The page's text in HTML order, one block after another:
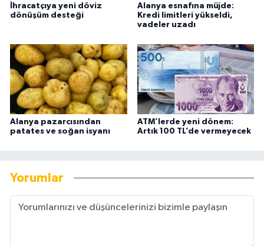
İhracatçıya yeni döviz
dönüşüm desteği
Alanya esnafına müjde:
Kredi limitleri yükseldi,
vadeler uzadı
Alanya pazarcısından
patates ve soğan isyanı
ATM’lerde yeni dönem:
Artık 100 TL’de vermeyecek
Yorumlar